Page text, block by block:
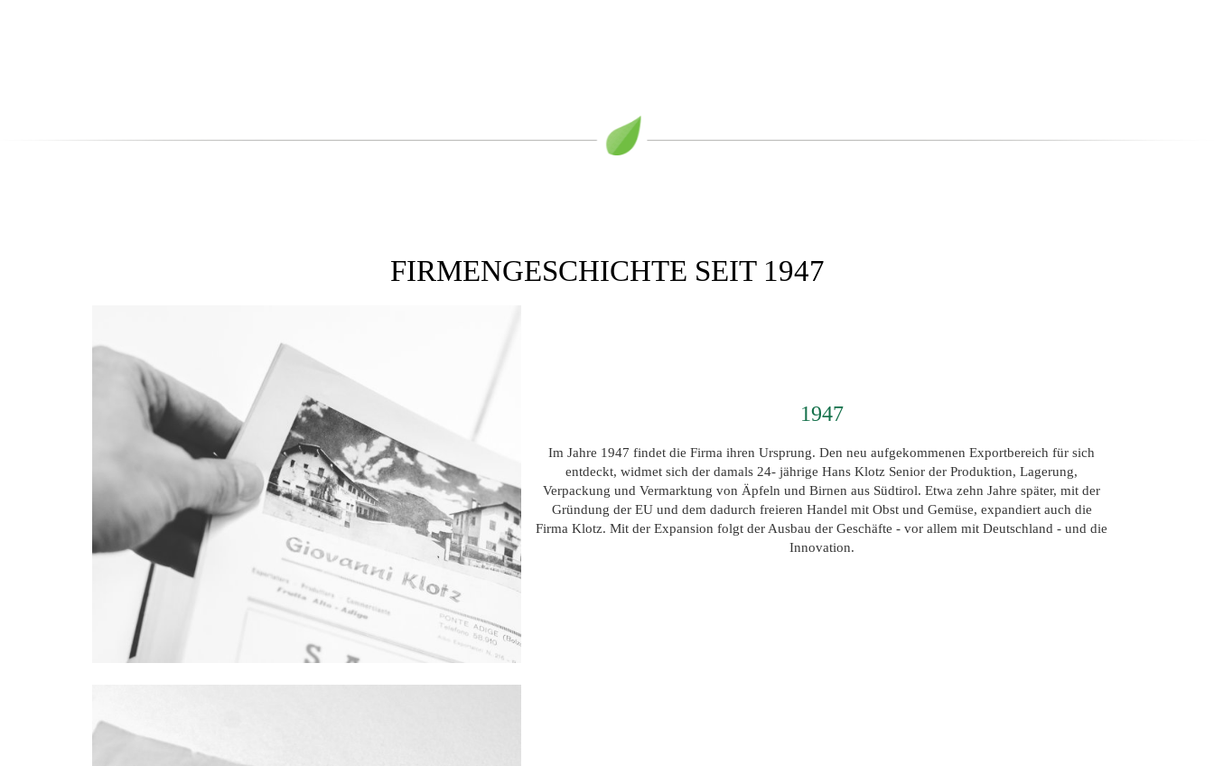
FIRMENGESCHICHTE SEIT 1947
1947
Im Jahre 1947 findet die Firma ihren Ursprung. Den neu aufgekommenen Exportbereich für sich
entdeckt, widmet sich der damals 24- jährige Hans Klotz Senior der Produktion, Lagerung,
Verpackung und Vermarktung von Äpfeln und Birnen aus Südtirol. Etwa zehn Jahre später, mit der
Gründung der EU und dem dadurch freieren Handel mit Obst und Gemüse, expandiert auch die
Firma Klotz. Mit der Expansion folgt der Ausbau der Geschäfte - vor allem mit Deutschland - und die
Innovation.